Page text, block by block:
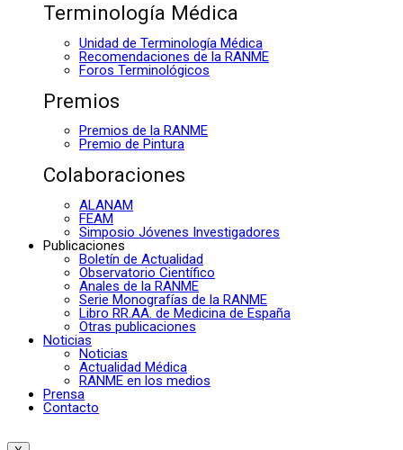
Terminología Médica
Unidad de Terminología Médica
Recomendaciones de la RANME
Foros Terminológicos
Premios
Premios de la RANME
Premio de Pintura
Colaboraciones
ALANAM
FEAM
Simposio Jóvenes Investigadores
Publicaciones
Boletín de Actualidad
Observatorio Científico
Anales de la RANME
Serie Monografías de la RANME
Libro RR.AA. de Medicina de España
Otras publicaciones
Noticias
Noticias
Actualidad Médica
RANME en los medios
Prensa
Contacto